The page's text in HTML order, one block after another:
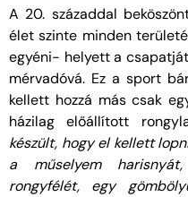
A 20. századdal
élet szinte minden
egyéni- helyett a
mérvadóvá. Ez a sport
kellett hozzá más csak
házilag előállított
készült, hogy el kellett
a műselyem
rongyfélét, egy